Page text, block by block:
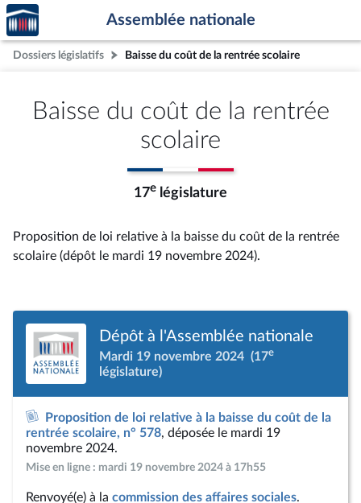
Aller au contenu
Aller en bas de la page
Accèder
à la
page
d'accueil
Assemblée nationale
Dossiers législatifs Baisse du coût de la rentrée scolaire
Baisse du coût de la rentrée
scolaire
17e législature
Proposition de loi relative à la baisse du coût de la rentrée
scolaire (dépôt le mardi 19 novembre 2024).
Dépôt à l'Assemblée nationale
Mardi 19 novembre 2024 (17e
législature)
Proposition de loi relative à la baisse du coût de la
rentrée scolaire, n° 578, déposée le mardi 19
novembre 2024.
Mise en ligne : mardi 19 novembre 2024 à 17h55
Renvoyé(e) à la commission des affaires sociales.